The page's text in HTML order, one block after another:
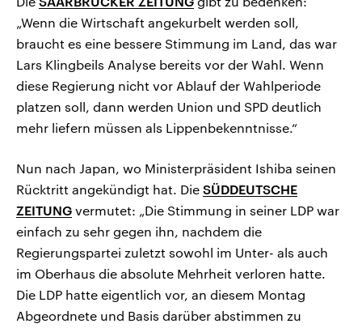
„Wenn die Wirtschaft angekurbelt werden soll,
braucht es eine bessere Stimmung im Land, das war
Lars Klingbeils Analyse bereits vor der Wahl. Wenn
diese Regierung nicht vor Ablauf der Wahlperiode
platzen soll, dann werden Union und SPD deutlich
mehr liefern müssen als Lippenbekenntnisse.“
Nun nach Japan, wo Ministerpräsident Ishiba seinen
Rücktritt angekündigt hat. Die SÜDDEUTSCHE
ZEITUNG vermutet: „Die Stimmung in seiner LDP war
einfach zu sehr gegen ihn, nachdem die
Regierungspartei zuletzt sowohl im Unter- als auch
im Oberhaus die absolute Mehrheit verloren hatte.
Die LDP hatte eigentlich vor, an diesem Montag
Abgeordnete und Basis darüber abstimmen zu